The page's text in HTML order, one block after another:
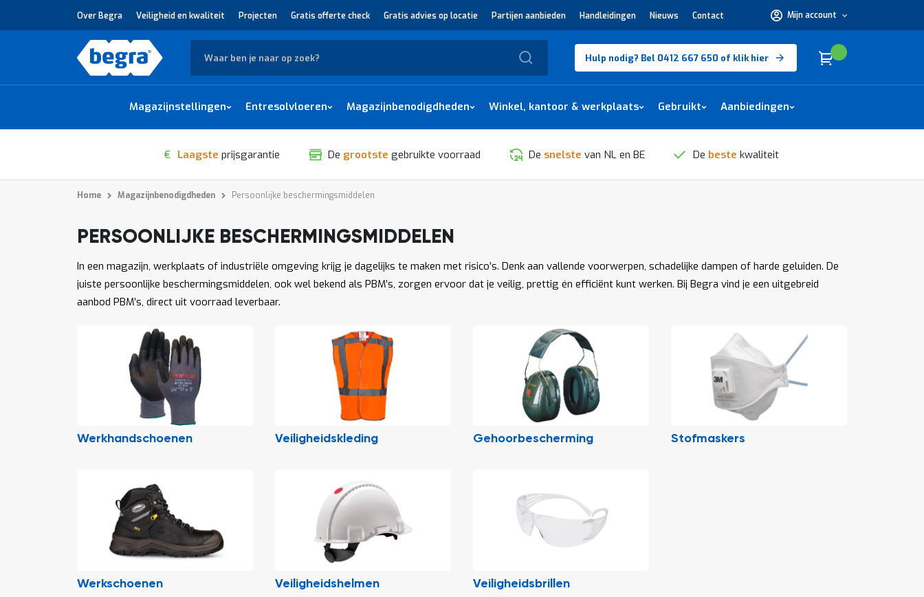
Over Begra Veiligheid en kwaliteit Projecten Gratis offerte check Gratis advies op locatie Partijen aanbieden Handleidingen Nieuws Contact Mijn account
nodig?
Zoek Hulp nodig? Bel 0412 667 650 of klik hier Winkelwagen
Cart
Magazijnstellingen Entresolvloeren Magazijnbenodigdheden Winkel, kantoor & werkplaats Gebruikt Aanbiedingen
€ Laagste prijsgarantie De grootste gebruikte voorraad De snelste van NL en BE De beste kwaliteit
Home Magazijnbenodigdheden Persoonlijke beschermingsmiddelen
PERSOONLIJKE BESCHERMINGSMIDDELEN
In een magazijn, werkplaats of industriële omgeving krijg je dagelijks te maken met risico’s. Denk aan vallende voorwerpen, schadelijke dampen of harde geluiden. De
juiste persoonlijke beschermingsmiddelen, ook wel bekend als PBM’s, zorgen ervoor dat je veilig, prettig én efficiënt kunt werken. Bij Begra vind je een uitgebreid
aanbod PBM’s, direct uit voorraad leverbaar.
Werkhandschoenen Veiligheidskleding Gehoorbescherming Stofmaskers
Werkschoenen Veiligheidshelmen Veiligheidsbrillen